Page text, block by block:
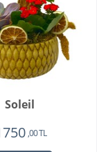
Soleil
,00 TL